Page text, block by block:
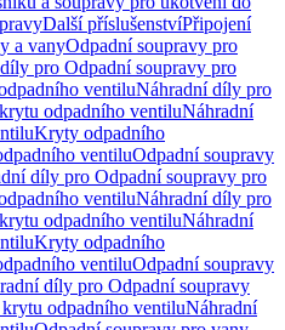
Další příslušenstvíPřipojení
a vanyOdpadní soupravy pro
pro Odpadní soupravy pro
ventiluNáhradní díly pro
odpadního ventiluNáhradní
Kryty odpadního
ventiluOdpadní soupravy
díly pro Odpadní soupravy pro
ventiluNáhradní díly pro
odpadního ventiluNáhradní
Kryty odpadního
ventiluOdpadní soupravy
díly pro Odpadní soupravy
odpadního ventiluNáhradní